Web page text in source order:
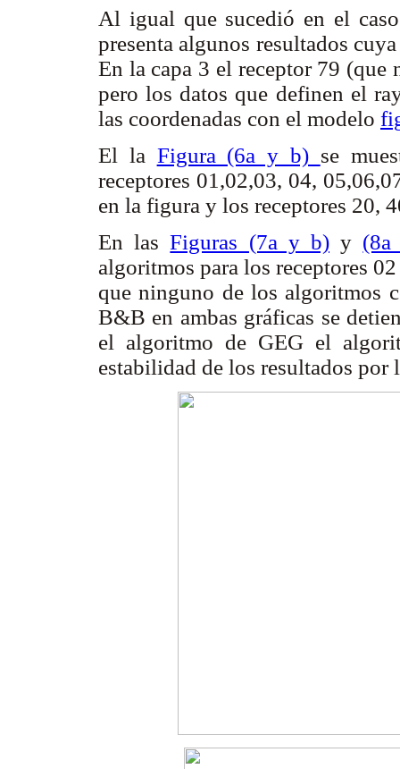
Al igual que sucedió en el
presenta algunos resultados
En la capa 3 el receptor 79 (que
pero los datos que definen el
las coordenadas con el modelo
El la Figura (6a y b) se
receptores 01,02,03, 04,
en la figura y los receptores 20,
En lasFiguras (7a y b) y
algoritmos para los receptores
que ninguno de los algoritmos
B&B en ambas gráficas se
el algoritmo de GEG el
estabilidad de los resultados por